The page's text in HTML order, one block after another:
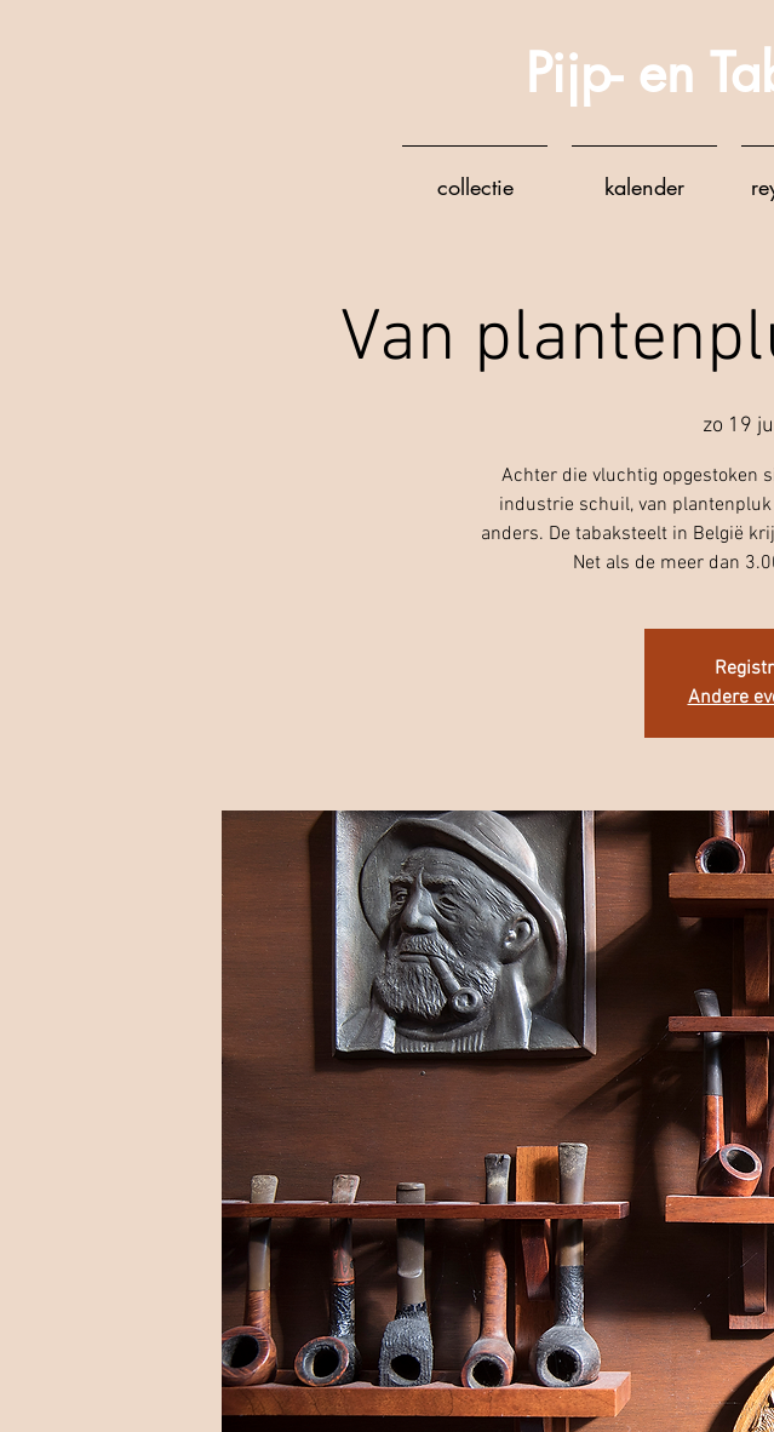
Pijp- en
collectie kalender
Van
zo 19
Achter die vluchtig opgestoken
industrie schuil, van
anders. De tabaksteelt in België
Net als de meer dan
Andere